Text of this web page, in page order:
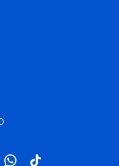
whatsapp
tik